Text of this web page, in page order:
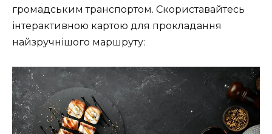
громадським транспортом. Скориcтавайтесь
інтерактивною картою для прокладання
найзручнішого маршруту: